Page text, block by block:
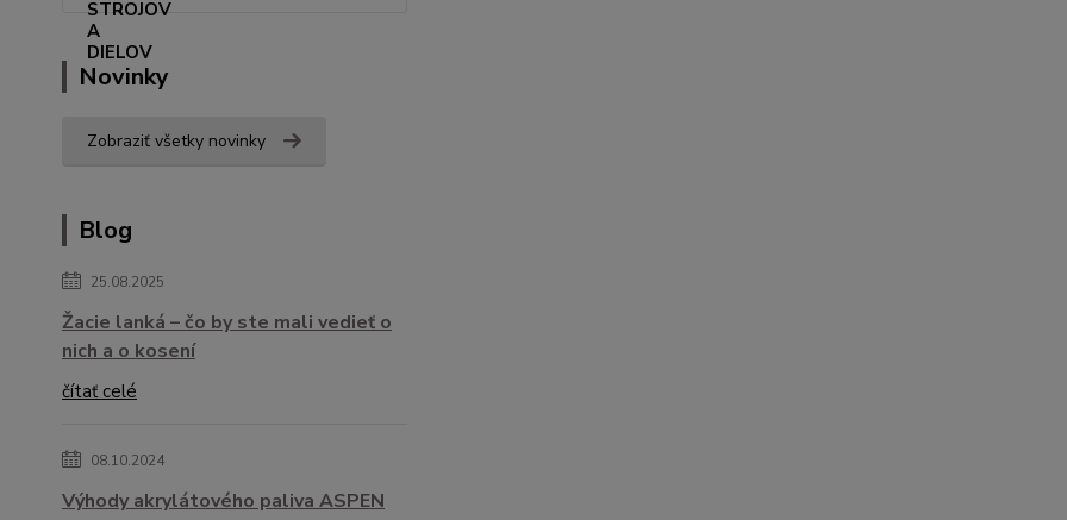
Novinky
Zobraziť všetky novinky
Blog
25.08.2025
Žacie lanká – čo by ste mali vedieť o
nich a o kosení
čítať celé
08.10.2024
Výhody akrylátového paliva ASPEN